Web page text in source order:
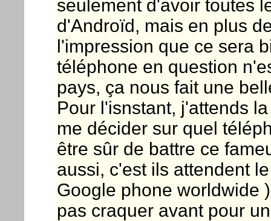
seulement d'avoir toutes
d'Androïd, mais en plus
l'impression que ce sera
téléphone en question
pays, ça nous fait une
Pour l'isnstant, j'attends
me décider sur quel
être sûr de battre ce
aussi, c'est ils attendent
Google phone worldwide
pas craquer avant pour